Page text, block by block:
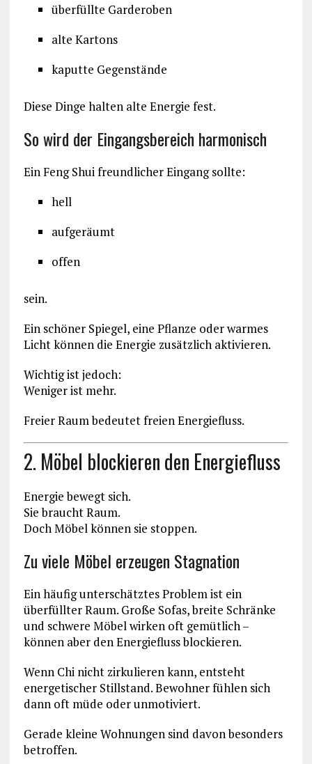
überfüllte Garderoben
alte Kartons
kaputte Gegenstände
Diese Dinge halten alte Energie fest.
So wird der Eingangsbereich harmonisch
Ein Feng Shui freundlicher Eingang sollte:
hell
aufgeräumt
offen
sein.
Ein schöner Spiegel, eine Pflanze oder warmes
Licht können die Energie zusätzlich aktivieren.
Wichtig ist jedoch:
Weniger ist mehr.
Freier Raum bedeutet freien Energiefluss.
2. Möbel blockieren den Energiefluss
Energie bewegt sich.
Sie braucht Raum.
Doch Möbel können sie stoppen.
Zu viele Möbel erzeugen Stagnation
Ein häufig unterschätztes Problem ist ein
überfüllter Raum. Große Sofas, breite Schränke
und schwere Möbel wirken oft gemütlich –
können aber den Energiefluss blockieren.
Wenn Chi nicht zirkulieren kann, entsteht
energetischer Stillstand. Bewohner fühlen sich
dann oft müde oder unmotiviert.
Gerade kleine Wohnungen sind davon besonders
betroffen.